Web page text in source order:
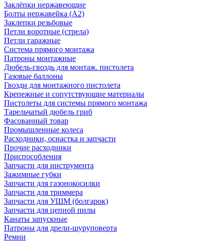
Заклёпки нержавеющие
Болты нержавейка (А2)
Заклепки резьбовые
Петли воротные (стрела)
Петли гаражные
Система прямого монтажа
Патроны монтажные
Дюбель-гвоздь для монтаж. пистолета
Газовые баллоны
Гвозди для монтажного пистолета
Крепежные и сопутствующие материалы
Пистолеты для системы прямого монтажа
Тарельчатый дюбель гриб
Фасованный товар
Промышленные колеса
Расходники, оснастка и запчасти
Прочие расходники
Приспособления
Запчасти для инструмента
Зажимные губки
Запчасти для газонокосилки
Запчасти для триммера
Запчасти для УШМ (болгарок)
Запчасти для цепной пилы
Канаты запускные
Патроны для дрели-шуруповерта
Ремни